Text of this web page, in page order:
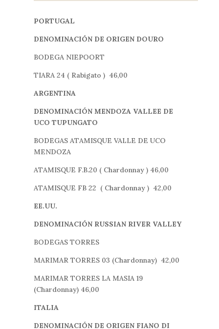
PORTUGAL
DENOMINACIÓN DE ORIGEN DOURO
BODEGA NIEPOORT
TIARA 24 ( Rabigato ) 46,00
ARGENTINA
DENOMINACIÓN MENDOZA VALLEE DE
UCO TUPUNGATO
BODEGAS ATAMISQUE VALLE DE UCO
MENDOZA
ATAMISQUE F.B.20 ( Chardonnay ) 46,00
ATAMISQUE FB 22 ( Chardonnay ) 42,00
EE.UU.
DENOMINACIÓN RUSSIAN RIVER VALLEY
BODEGAS TORRES
MARIMAR TORRES 03 (Chardonnay) 42,00
MARIMAR TORRES LA MASIA 19
(Chardonnay) 46,00
ITALIA
DENOMINACIÓN DE ORIGEN FIANO DI